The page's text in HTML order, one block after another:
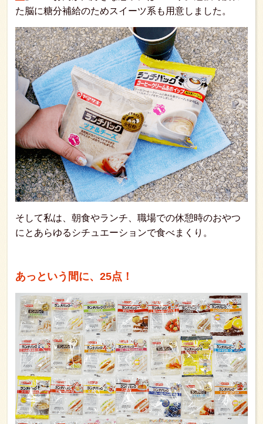
た脳に糖分補給のためスイーツ系も用意しました。
そして私は、朝食やランチ、職場での休憩時のおやつ
にとあらゆるシチュエーションで食べまくり。
あっという間に、25点！